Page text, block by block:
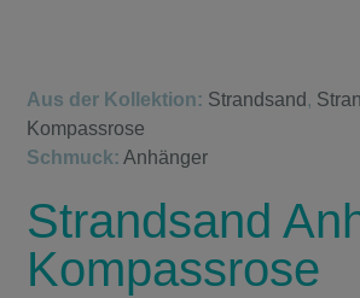
Aus der Kollektion: Strandsand,
Kompassrose
Schmuck: Anhänger
Strandsand
Kompassrose